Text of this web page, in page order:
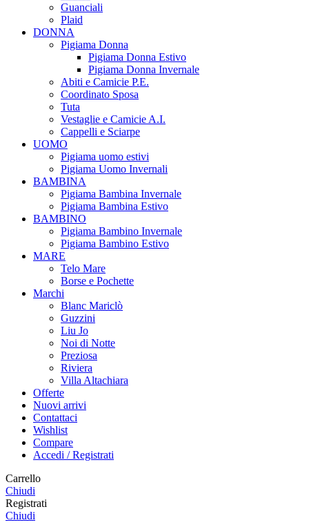
Guanciali
Plaid
DONNA
Pigiama Donna
Pigiama Donna Estivo
Pigiama Donna Invernale
Abiti e Camicie P.E.
Coordinato Sposa
Tuta
Vestaglie e Camicie A.I.
Cappelli e Sciarpe
UOMO
Pigiama uomo estivi
Pigiama Uomo Invernali
BAMBINA
Pigiama Bambina Invernale
Pigiama Bambina Estivo
BAMBINO
Pigiama Bambino Invernale
Pigiama Bambino Estivo
MARE
Telo Mare
Borse e Pochette
Marchi
Blanc Mariclò
Guzzini
Liu Jo
Noi di Notte
Preziosa
Riviera
Villa Altachiara
Offerte
Nuovi arrivi
Contattaci
Wishlist
Compare
Accedi / Registrati
Carrello
Chiudi
Registrati
Chiudi